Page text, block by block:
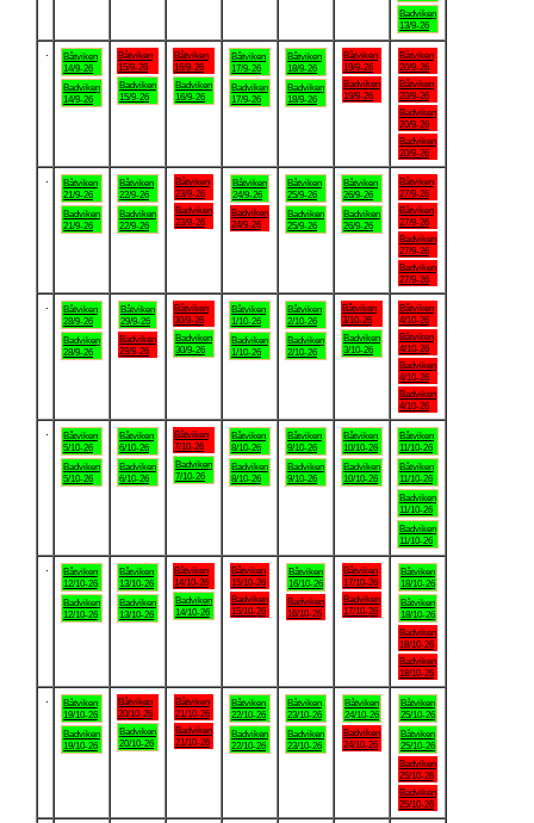
Badviken
13/9-26
Båtviken
14/9-26
Badviken
14/9-26
Båtviken
15/9-26
Badviken
15/9-26
Båtviken
16/9-26
Badviken
16/9-26
Båtviken
17/9-26
Badviken
17/9-26
Båtviken
18/9-26
Badviken
18/9-26
Båtviken
19/9-26
Badviken
19/9-26
Båtviken
20/9-26
Båtviken
20/9-26
Badviken
20/9-26
Badviken
20/9-26
Båtviken
21/9-26
Badviken
21/9-26
Båtviken
22/9-26
Badviken
22/9-26
Båtviken
23/9-26
Badviken
23/9-26
Båtviken
24/9-26
Badviken
24/9-26
Båtviken
25/9-26
Badviken
25/9-26
Båtviken
26/9-26
Badviken
26/9-26
Båtviken
27/9-26
Båtviken
27/9-26
Badviken
27/9-26
Badviken
27/9-26
Båtviken
28/9-26
Badviken
28/9-26
Båtviken
29/9-26
Badviken
29/9-26
Båtviken
30/9-26
Badviken
30/9-26
Båtviken
1/10-26
Badviken
1/10-26
Båtviken
2/10-26
Badviken
2/10-26
Båtviken
3/10-26
Badviken
3/10-26
Båtviken
4/10-26
Båtviken
4/10-26
Badviken
4/10-26
Badviken
4/10-26
Båtviken
5/10-26
Badviken
5/10-26
Båtviken
6/10-26
Badviken
6/10-26
Båtviken
7/10-26
Badviken
7/10-26
Båtviken
8/10-26
Badviken
8/10-26
Båtviken
9/10-26
Badviken
9/10-26
Båtviken
10/10-26
Badviken
10/10-26
Båtviken
11/10-26
Båtviken
11/10-26
Badviken
11/10-26
Badviken
11/10-26
Båtviken
12/10-26
Badviken
12/10-26
Båtviken
13/10-26
Badviken
13/10-26
Båtviken
14/10-26
Badviken
14/10-26
Båtviken
15/10-26
Badviken
15/10-26
Båtviken
16/10-26
Badviken
16/10-26
Båtviken
17/10-26
Badviken
17/10-26
Båtviken
18/10-26
Båtviken
18/10-26
Badviken
18/10-26
Badviken
18/10-26
Båtviken
19/10-26
Badviken
19/10-26
Båtviken
20/10-26
Badviken
20/10-26
Båtviken
21/10-26
Badviken
21/10-26
Båtviken
22/10-26
Badviken
22/10-26
Båtviken
23/10-26
Badviken
23/10-26
Båtviken
24/10-26
Badviken
24/10-26
Båtviken
25/10-26
Båtviken
25/10-26
Badviken
25/10-26
Badviken
25/10-26